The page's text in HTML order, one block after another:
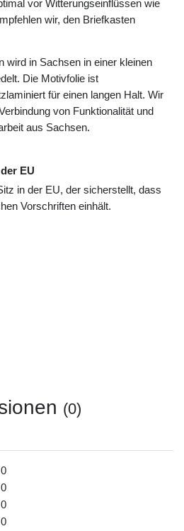
vor Witterungseinflüssen wie
wir, den Briefkasten
wird in Sachsen in einer kleinen
Die Motivfolie ist
für einen langen Halt. Wir
von Funktionalität und
aus Sachsen.
EU
in der EU, der sicherstellt, dass
Vorschriften einhält.
(0)
0
0
0
0